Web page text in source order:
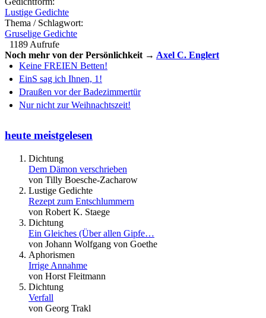
Lustige Gedichte
Thema / Schlagwort:
Gruselige Gedichte
1189 Aufrufe
Noch mehr von der Persönlichkeit → Axel C. Englert
Keine FREIEN Betten!
EinS sag ich Ihnen, 1!
Draußen vor der Badezimmertür
Nur nicht zur Weihnachtszeit!
heute meistgelesen
Dichtung
Dem Dämon verschrieben
von Tilly Boesche-Zacharow
Lustige Gedichte
Rezept zum Entschlummern
von Robert K. Staege
Dichtung
Ein Gleiches (Über allen Gipfe…
von Johann Wolfgang von Goethe
Aphorismen
Irrige Annahme
von Horst Fleitmann
Dichtung
Verfall
von Georg Trakl